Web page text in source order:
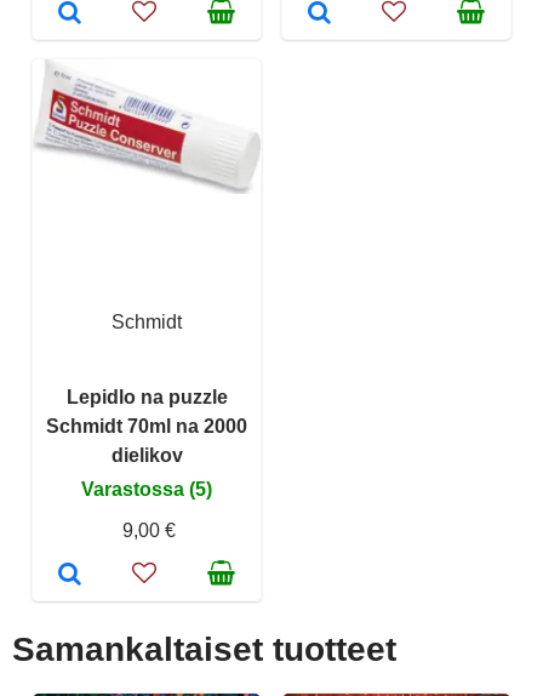
Schmidt
Lepidlo na puzzle
Schmidt 70ml na 2000
dielikov
Varastossa (5)
9,00 €
Samankaltaiset tuotteet